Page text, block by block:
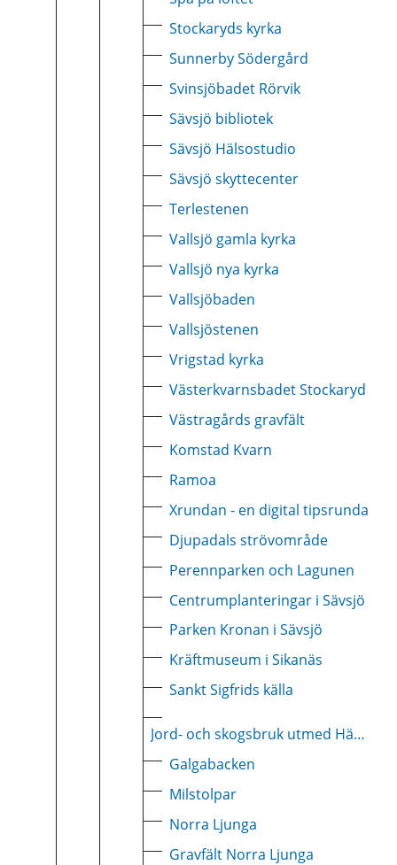
Stockaryds kyrka
Sunnerby Södergård
Svinsjöbadet Rörvik
Sävsjö bibliotek
Sävsjö Hälsostudio
Sävsjö skyttecenter
Terlestenen
Vallsjö gamla kyrka
Vallsjö nya kyrka
Vallsjöbaden
Vallsjöstenen
Vrigstad kyrka
Västerkvarnsbadet Stockaryd
Västragårds gravfält
Komstad Kvarn
Ramoa
Xrundan - en digital tipsrunda
Djupadals strövområde
Perennparken och Lagunen
Centrumplanteringar i Sävsjö
Parken Kronan i Sävsjö
Kräftmuseum i Sikanäs
Sankt Sigfrids källa
Jord- och skogsbruk utmed Häradsvägen
Galgabacken
Milstolpar
Norra Ljunga
Gravfält Norra Ljunga